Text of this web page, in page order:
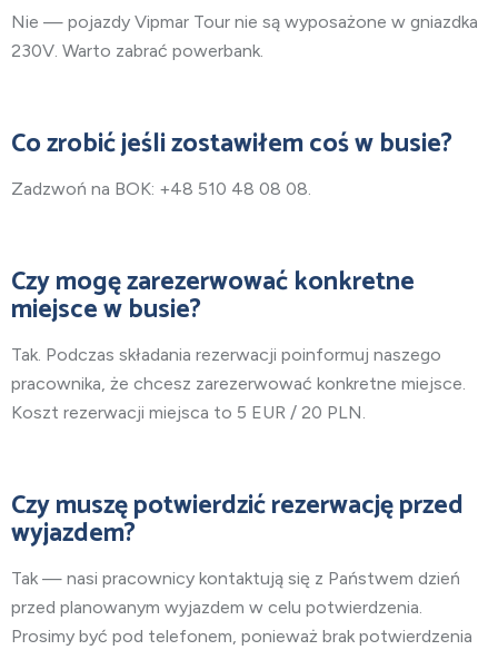
Nie — pojazdy Vipmar Tour nie są wyposażone w gniazdka
230V. Warto zabrać powerbank.
Co zrobić jeśli zostawiłem coś w busie?
Zadzwoń na BOK: +48 510 48 08 08.
Czy mogę zarezerwować konkretne
miejsce w busie?
Tak. Podczas składania rezerwacji poinformuj naszego
pracownika, że chcesz zarezerwować konkretne miejsce.
Koszt rezerwacji miejsca to 5 EUR / 20 PLN.
Czy muszę potwierdzić rezerwację przed
wyjazdem?
Tak — nasi pracownicy kontaktują się z Państwem dzień
przed planowanym wyjazdem w celu potwierdzenia.
Prosimy być pod telefonem, ponieważ brak potwierdzenia